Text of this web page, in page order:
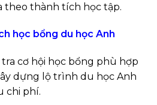
theo thành tích học tập.
học bổng du học Anh
tra cơ hội học bổng phù hợp
dựng lộ trình du học Anh
chi phí.